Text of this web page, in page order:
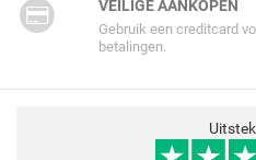
VEILIGE AANKOPEN
Gebruik een creditcard
betalingen.